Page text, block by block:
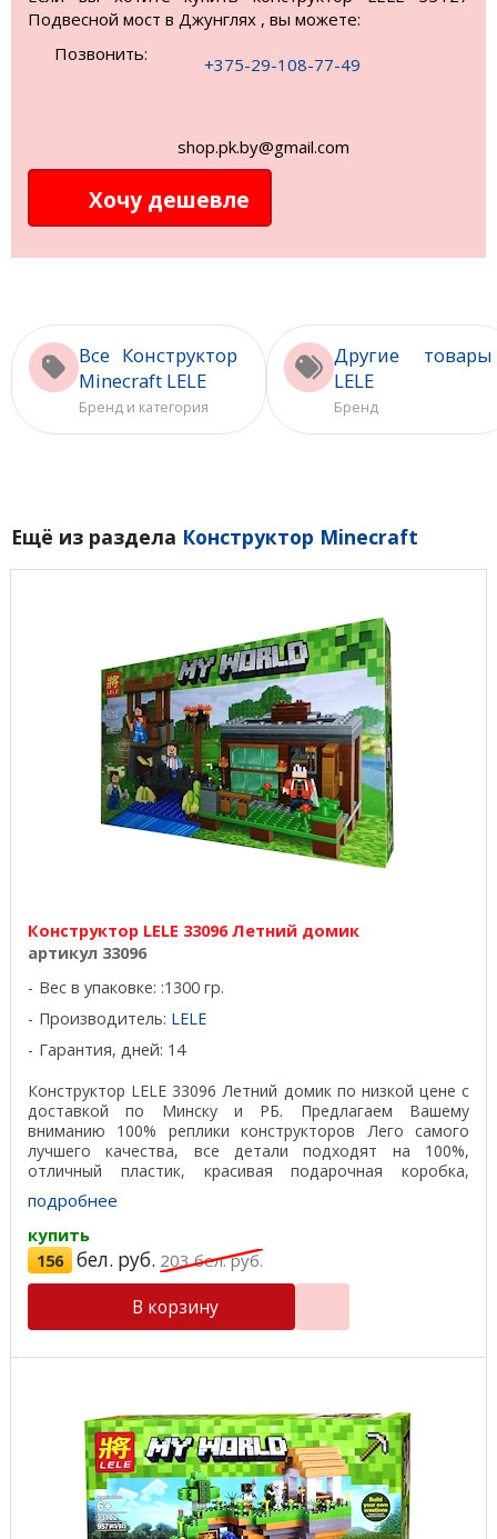
Подвесной мост в Джунглях , вы можете:
Позвонить:
+375-29-108-77-49
shop.pk.by@gmail.com
Хочу дешевле
Все Конструктор
Minecraft LELE
Бренд и категория
Другие товары
LELE
Бренд
Ещё из раздела Конструктор Minecraft
Конструктор LELE 33096 Летний домик
артикул 33096
Вес в упаковке: :1300 гр.
Производитель: LELE
Гарантия, дней: 14
Конструктор LELE 33096 Летний домик по низкой цене с
доставкой по Минску и РБ. Предлагаем Вашему
вниманию 100% реплики конструкторов Лего самого
лучшего качества, все детали подходят на 100%,
отличный пластик, красивая подарочная коробка,
удобная ...
подробнее
купить
156 бел. руб. 203бел. руб.
В корзину